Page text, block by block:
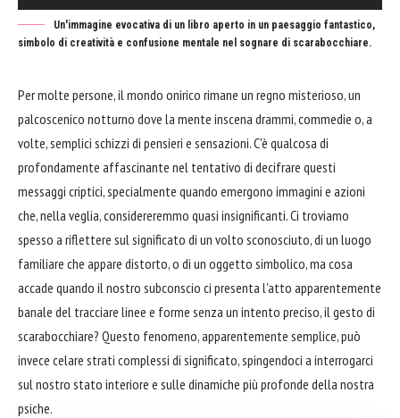
Un'immagine evocativa di un libro aperto in un paesaggio fantastico,
simbolo di creatività e confusione mentale nel sognare di scarabocchiare.
Per molte persone, il mondo onirico rimane un regno misterioso, un
palcoscenico notturno dove la mente inscena drammi, commedie o, a
volte, semplici schizzi di pensieri e sensazioni. C'è qualcosa di
profondamente affascinante nel tentativo di decifrare questi
messaggi criptici, specialmente quando emergono immagini e azioni
che, nella veglia, considereremmo quasi insignificanti. Ci troviamo
spesso a riflettere sul significato di un volto sconosciuto, di un luogo
familiare che appare distorto, o di un oggetto simbolico, ma cosa
accade quando il nostro subconscio ci presenta l'atto apparentemente
banale del tracciare linee e forme senza un intento preciso, il gesto di
scarabocchiare? Questo fenomeno, apparentemente semplice, può
invece celare strati complessi di significato, spingendoci a interrogarci
sul nostro stato interiore e sulle dinamiche più profonde della nostra
psiche.